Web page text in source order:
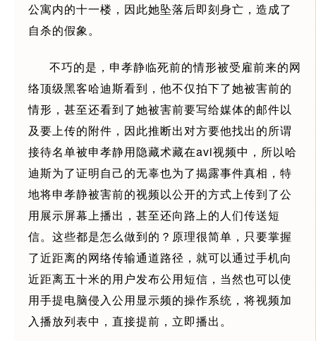
公寓内的十一楼，因此她坠落后即刻身亡，造成了
自杀的假象。
不巧的是，申孝静临死前的情形被受雇前来的网
络顶级黑客哈迪斯看到，他不仅拍下了她被害前的
情形，甚至还看到了她被害前要写给媒体的邮件以
及要上传的附件，因此推断出对方要他找出的所谓
接待名单被申孝静用隐藏术藏在avi视频中，所以哈
迪斯为了证明自己的无辜也为了揭露事件真相，特
地将申孝静被害前的视频以公开的方式上传到了公
用展示屏幕上播出，甚至还向路上的人们传送短
信。这些都是怎么做到的？原理很简单，只要掌握
了近距离的网络传输通道路径，就可以通过手机向
近距离五十米的用户发布公用短信，当然也可以使
用手提电脑侵入公用显示频的操作系统，将视频加
入播放列表中，直接提前，立即播出。